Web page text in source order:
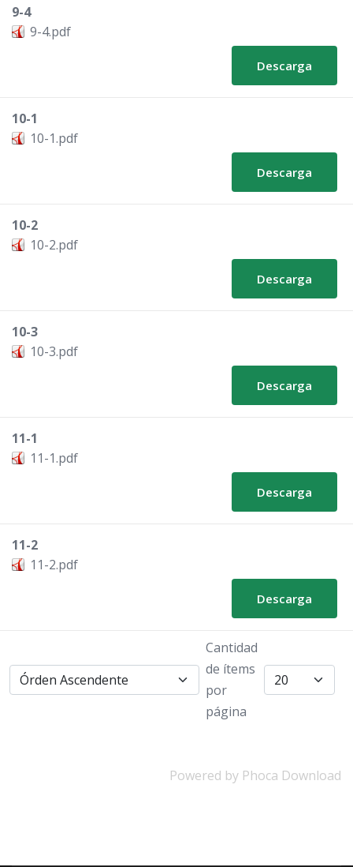
9-4
9-4.pdf
Descarga
10-1
10-1.pdf
Descarga
10-2
10-2.pdf
Descarga
10-3
10-3.pdf
Descarga
11-1
11-1.pdf
Descarga
11-2
11-2.pdf
Descarga
Cantidad
de ítems
por
página
Powered by Phoca Download